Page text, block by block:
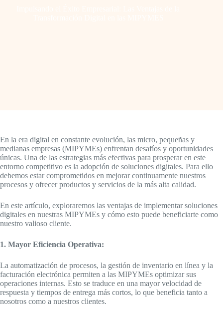
En la era digital en constante evolución, las micro, pequeñas y
medianas empresas (MIPYMEs) enfrentan desafíos y oportunidades
únicas. Una de las estrategias más efectivas para prosperar en este
entorno competitivo es la adopción de soluciones digitales. Para ello
debemos estar comprometidos en mejorar continuamente nuestros
procesos y ofrecer productos y servicios de la más alta calidad.
En este artículo, exploraremos las ventajas de implementar soluciones
digitales en nuestras MIPYMEs y cómo esto puede beneficiarte como
nuestro valioso cliente.
1. Mayor Eficiencia Operativa:
La automatización de procesos, la gestión de inventario en línea y la
facturación electrónica permiten a las MIPYMEs optimizar sus
operaciones internas. Esto se traduce en una mayor velocidad de
respuesta y tiempos de entrega más cortos, lo que beneficia tanto a
nosotros como a nuestros clientes.